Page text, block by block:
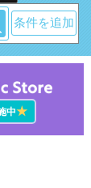
条件を追加
中★